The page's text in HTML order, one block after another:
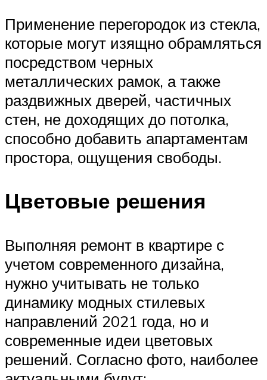
Применение перегородок из стекла,
которые могут изящно обрамляться
посредством черных
металлических рамок, а также
раздвижных дверей, частичных
стен, не доходящих до потолка,
способно добавить апартаментам
простора, ощущения свободы.
Цветовые решения
Выполняя ремонт в квартире с
учетом современного дизайна,
нужно учитывать не только
динамику модных стилевых
направлений 2021 года, но и
современные идеи цветовых
решений. Согласно фото, наиболее